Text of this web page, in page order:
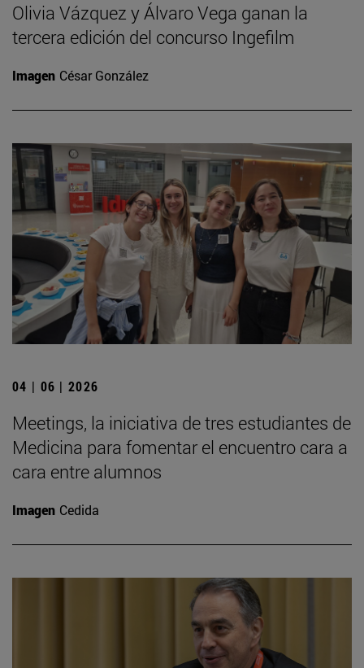
Olivia Vázquez y Álvaro Vega ganan la
tercera edición del concurso Ingefilm
Imagen César González
04 | 06 | 2026
Meetings, la iniciativa de tres estudiantes de
Medicina para fomentar el encuentro cara a
cara entre alumnos
Imagen Cedida